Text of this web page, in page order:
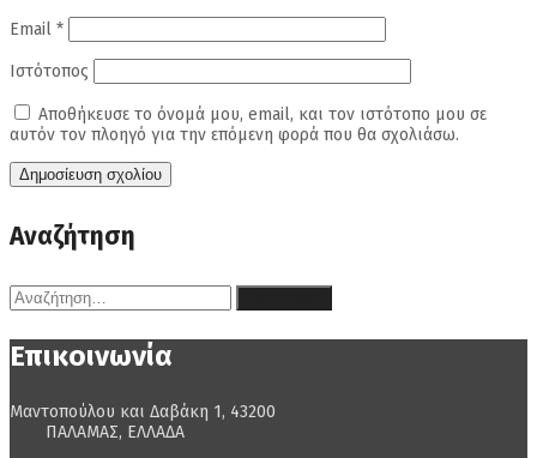
Email *
Ιστότοπος
Αποθήκευσε το όνομά μου, email, και τον ιστότοπο μου σε
αυτόν τον πλοηγό για την επόμενη φορά που θα σχολιάσω.
Αναζήτηση
Αναζήτηση
για:
Επικοινωνία
Μαντοπούλου και Δαβάκη 1, 43200
ΠΑΛΑΜΑΣ, ΕΛΛΑΔΑ